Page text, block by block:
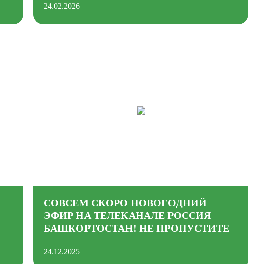
24.02.2026
СОВСЕМ СКОРО НОВОГОДНИЙ
ЭФИР НА ТЕЛЕКАНАЛЕ РОССИЯ
БАШКОРТОСТАН! НЕ ПРОПУСТИТЕ
24.12.2025